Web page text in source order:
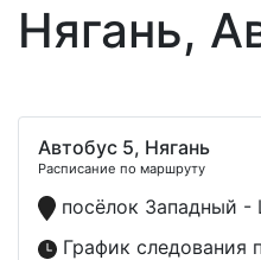
Нягань,
Автобус 5, Нягань
Расписание по маршруту
посёлок Западный
График следования